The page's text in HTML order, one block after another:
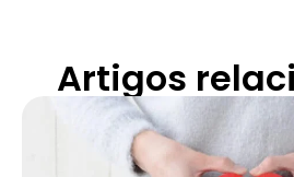
Artigos